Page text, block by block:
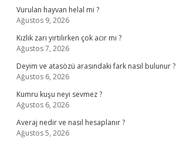
Vurulan hayvan helal mi ?
Ağustos 9, 2026
Kızlık zarı yırtılırken çok acır mı ?
Ağustos 7, 2026
Deyim ve atasözü arasındaki fark nasıl bulunur ?
Ağustos 6, 2026
Kumru kuşu neyi sevmez ?
Ağustos 6, 2026
Averaj nedir ve nasıl hesaplanır ?
Ağustos 5, 2026